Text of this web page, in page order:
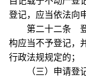
登记，应当依法向
第二十二条 登
构应当不予登记
行政法规规定的
（三）申请登